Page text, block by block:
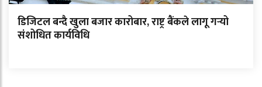
डिजिटल बन्दै खुला बजार कारोबार, राष्ट्र बैंकले लागू गर्‍यो
संशोधित कार्यविधि